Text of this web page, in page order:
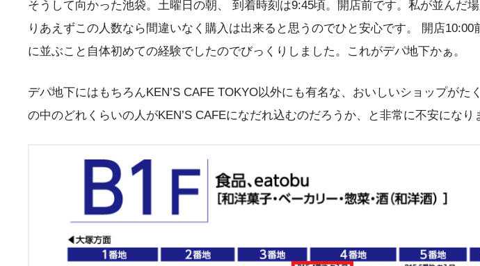
そうして向かった池袋。土曜日の朝、 到着時刻は9:45頃。開店前です。私が並んだ
りあえずこの人数なら間違いなく購入は出来ると思うのでひと安心です。 開店
に並ぶこと自体初めての経験でしたのでびっくりしました。これがデパ地下かぁ。
デパ地下にはもちろんKEN’S CAFE TOKYO以外にも有名な、おいしいショップが
の中のどれくらいの人がKEN’S CAFEになだれ込むのだろうか、と非常に不安になり